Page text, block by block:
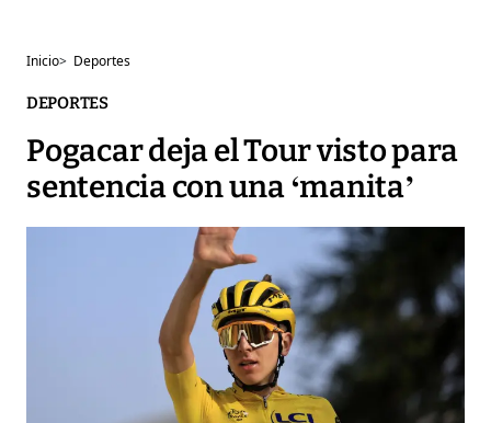
Inicio> Deportes
DEPORTES
Pogacar deja el Tour visto para
sentencia con una ‘manita’